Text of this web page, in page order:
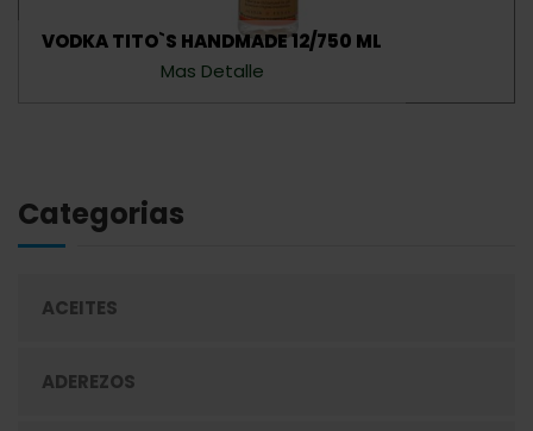
VODKA TITO`S HANDMADE 12/750 ML
Mas Detalle
Categorias
ACEITES
ADEREZOS